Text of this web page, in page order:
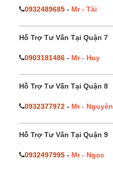
0932489685 - Mr - Tài
Hỗ Trợ Tư Vấn Tại Quận 7
0903181486 - Mr - Huy
Hỗ Trợ Tư Vấn Tại Quận 8
0932377972 - Mr - Nguyên
Hỗ Trợ Tư Vấn Tại Quận 9
0932497995 - Mr - Ngọc